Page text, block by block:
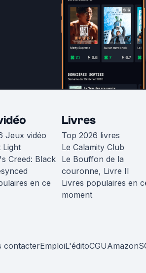
Jeux vidéo
Light
Creed: Black
en ce
Livres
Top 2026 livres
Le Calamity Club
Le Bouffon de la
couronne, Livre II
Livres populaires en
moment
contacterEmploiL'éditoCGUAmazon